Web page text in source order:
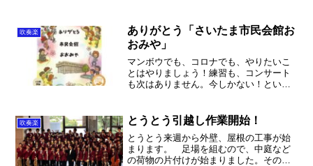
吹奏楽
ありがとう「さいたま市民会館お
おみや」
マンボウでも、コロナでも、やりたいこ
とはやりましょう！練習も、コンサート
も次はありません。今しかない！という
吹奏楽 とうとう引越し作業開始！
とうとう来週から外壁、屋根の工事が始
まります。 足場を組むので、中庭など
の荷物の片付けが始まりました。その前